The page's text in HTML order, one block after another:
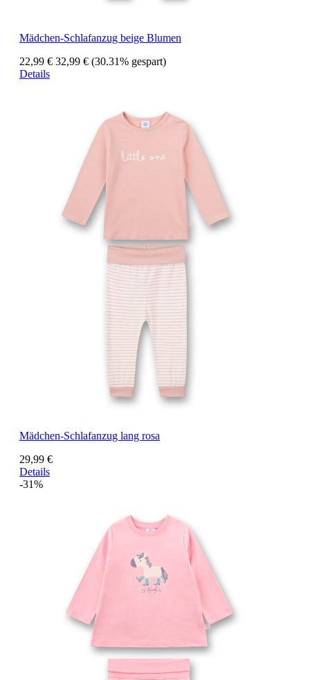
Mädchen-Schlafanzug beige Blumen
22,99 € 32,99 € (30.31% gespart)
Details
Mädchen-Schlafanzug lang rosa
29,99 €
Details
-31%